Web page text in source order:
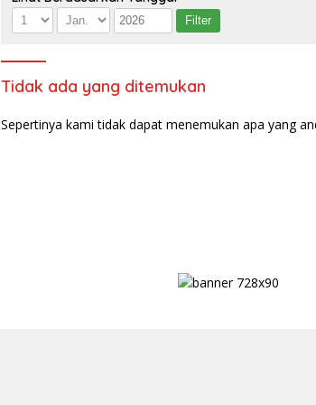
Tidak ada yang ditemukan
Sepertinya kami tidak dapat menemukan apa yang